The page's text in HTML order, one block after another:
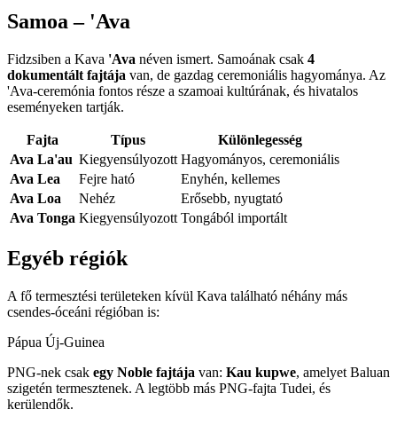
Samoa – 'Ava
Fidzsiben a Kava 'Ava néven ismert. Samoának csak 4
dokumentált fajtája van, de gazdag ceremoniális hagyománya. Az
'Ava-ceremónia fontos része a szamoai kultúrának, és hivatalos
eseményeken tartják.
Fajta Típus
Különlegesség
Ava La'au Kiegyensúlyozott Hagyományos, ceremoniális
Ava Lea
Fejre ható
Enyhén, kellemes
Ava Loa
Nehéz
Erősebb, nyugtató
Ava Tonga Kiegyensúlyozott Tongából importált
Egyéb régiók
A fő termesztési területeken kívül Kava található néhány más
csendes-óceáni régióban is:
Pápua Új-Guinea
PNG-nek csak egy Noble fajtája van: Kau kupwe, amelyet Baluan
szigetén termesztenek. A legtöbb más PNG-fajta Tudei, és
kerülendők.